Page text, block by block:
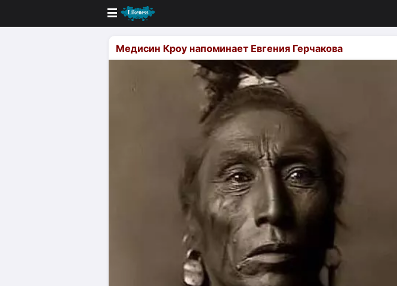
Новые
Случайное сходство 👍
Создать сходство
Для публикации необходима авторизация
Медисин Кроу напоминает Евгения Герчакова